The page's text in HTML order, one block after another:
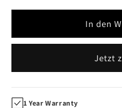
für
Luftfederventilblock
für
OEM
4N0616013A
für
für
A6C8
OEM
In den
Jetzt
1 Year Warranty